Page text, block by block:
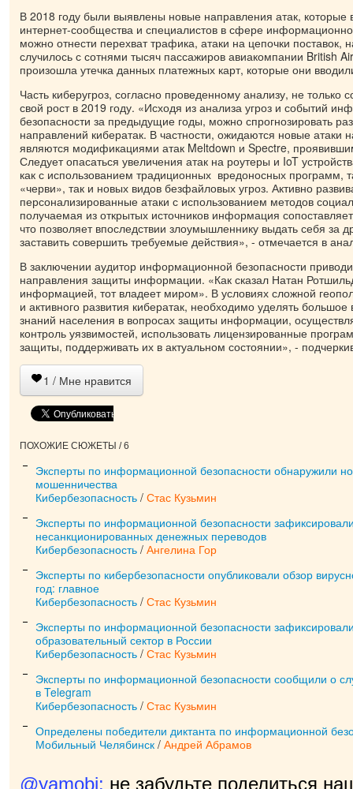
В 2018 году были выявлены новые направления атак, которые
интернет-сообщества и специалистов в сфере
можно отнести перехват трафика, атаки на цепочки поставок,
случилось с сотнями тысяч пассажиров авиакомпании British
произошла утечка данных платежных карт, которые они
Часть киберугроз, согласно проведенному анализу, не только
свой рост в 2019 году. «Исходя из анализа угроз и событий
безопасности за предыдущие годы, можно спрогнозировать
направлений кибератак. В частности, ожидаются новые атаки
являются модификациями атак Meltdown и Spectre,
Следует опасаться увеличения атак на роутеры и IoT
как с использованием традиционных вредоносных программ,
«черви», так и новых видов безфайловых угроз. Активно
персонализированные атаки с использованием методов
получаемая из открытых источников информация
что позволяет впоследствии злоумышленнику выдать себя за
заставить совершить требуемые действия», - отмечается в
В заключении аудитор информационной безопасности
направления защиты информации. «Как сказал Натан
информацией, тот владеет миром». В условиях сложной
и активного развития кибератак, необходимо уделять
знаний населения в вопросах защиты информации,
контроль уязвимостей, использовать лицензированные
защиты, поддерживать их в актуальном состоянии», -
1 / Мне нравится
ПОХОЖИЕ СЮЖЕТЫ / 6
Эксперты по информационной безопасности обнаружили
мошенничества
Кибербезопасность / Стас Кузьмин
Эксперты по информационной безопасности
несанкционированных денежных переводов
Кибербезопасность / Ангелина Гор
Эксперты по кибербезопасности опубликовали обзор
год: главное
Кибербезопасность / Стас Кузьмин
Эксперты по информационной безопасности
образовательный сектор в России
Кибербезопасность / Стас Кузьмин
Эксперты по информационной безопасности сообщили о
в Telegram
Кибербезопасность / Стас Кузьмин
Определены победители диктанта по информационной
Мобильный Челябинск / Андрей Абрамов
@yamobi: не забудьте поделиться